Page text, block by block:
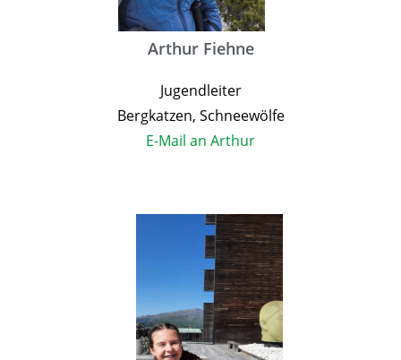
Arthur Fiehne
Jugendleiter
Bergkatzen, Schneewölfe
E-Mail an Arthur